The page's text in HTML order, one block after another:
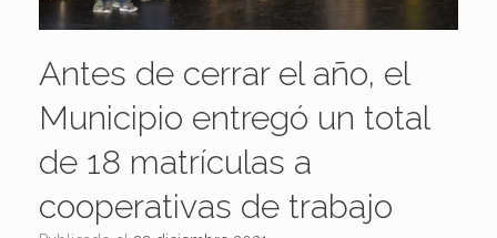
Antes de cerrar el año, el
Municipio entregó un total
de 18 matrículas a
cooperativas de trabajo